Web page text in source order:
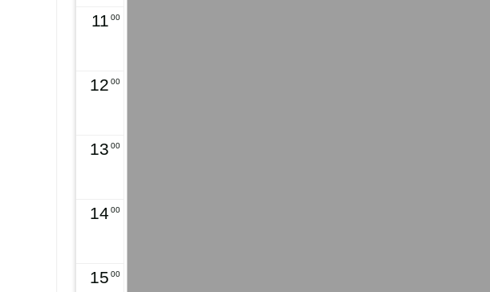
11 00
12 00
13 00
14 00
15 00